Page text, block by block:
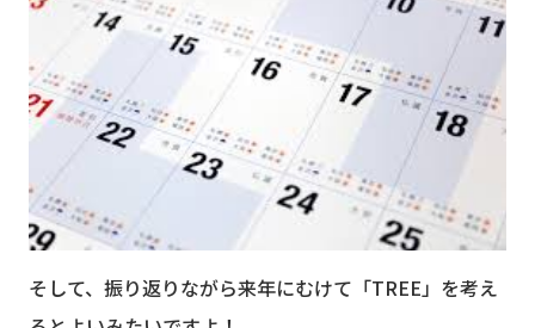
そして、振り返りながら来年にむけて「TREE」を考え